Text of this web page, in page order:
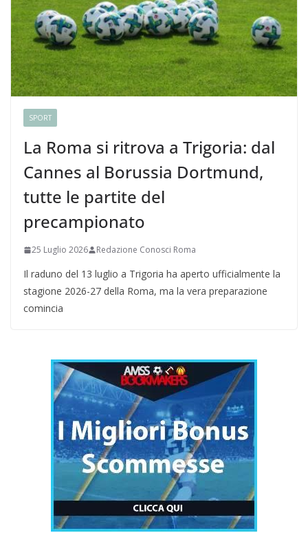
SPORT
La Roma si ritrova a Trigoria: dal
Cannes al Borussia Dortmund,
tutte le partite del
precampionato
25 Luglio 2026 Redazione Conosci Roma
Il raduno del 13 luglio a Trigoria ha aperto ufficialmente la
stagione 2026-27 della Roma, ma la vera preparazione
comincia